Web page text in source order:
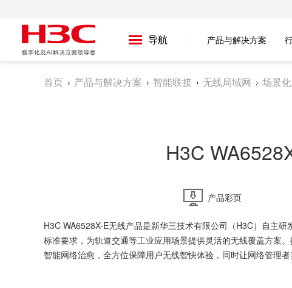
导航 产品与解决方案
首页 产品与解决方案 智能联接 无线局域网 场景
H3C
产品彩页
H3C WA6528X-E无线产品是新华三技术有限公司（H3C）自主研
标准要求，为轨道交通等工业应用场景提供灵活的无线覆盖方案
智能网络治愈，全方位保障用户无线智快体验，同时让网络管理者
整机采用双频八流设计，整机最大接入速率9.6Gbps，其中